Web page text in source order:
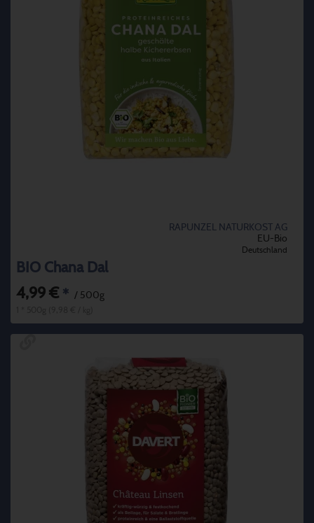
RAPUNZEL NATURKOST AG
EU-Bio
Deutschland
BIO Chana Dal
4,99 € * / 500g